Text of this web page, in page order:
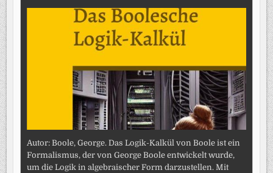
Autor: Boole, George. Das Logik-Kalkül von Boole ist ein
Formalismus, der von George Boole entwickelt wurde,
um die Logik in algebraischer Form darzustellen. Mit